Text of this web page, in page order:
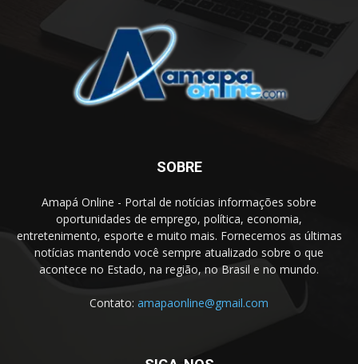
SOBRE
Amapá Online - Portal de notícias informações sobre
oportunidades de emprego, política, economia,
entretenimento, esporte e muito mais. Fornecemos as últimas
notícias mantendo você sempre atualizado sobre o que
acontece no Estado, na região, no Brasil e no mundo.
Contato: amapaonline@gmail.com